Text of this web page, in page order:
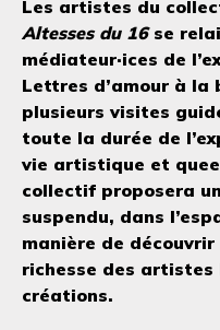
Les artistes du
Altesses du 16se
médiateur·ices de
Lettres d’amour à la
plusieurs visites
toute la durée de
vie artistique et
collectif proposera
suspendu, dans
manière de
richesse des artistes
créations.